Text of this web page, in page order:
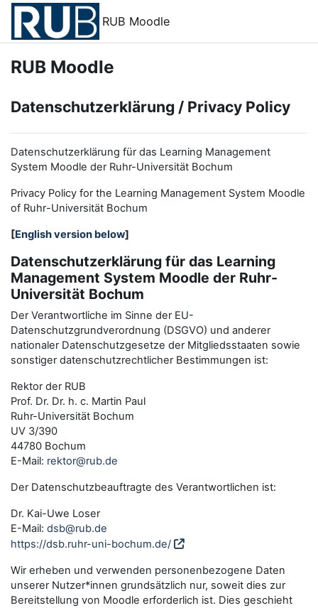
Zum Hauptinhalt
RUB Moodle
RUB Moodle
Datenschutzerklärung / Privacy Policy
Datenschutzerklärung für das Learning Management
System Moodle der Ruhr-Universität Bochum
Privacy Policy for the Learning Management System Moodle
of Ruhr-Universität Bochum
[English version below]
Datenschutzerklärung für das Learning
Management System Moodle der Ruhr-
Universität Bochum
Der Verantwortliche im Sinne der EU-
Datenschutzgrundverordnung (DSGVO) und anderer
nationaler Datenschutzgesetze der Mitgliedsstaaten sowie
sonstiger datenschutzrechtlicher Bestimmungen ist:
Rektor der RUB
Prof. Dr. Dr. h. c. Martin Paul
Ruhr-Universität Bochum
UV 3/390
44780 Bochum
E-Mail: rektor@rub.de
Der Datenschutzbeauftragte des Verantwortlichen ist:
Dr. Kai-Uwe Loser
E-Mail: dsb@rub.de
https://dsb.ruhr-uni-bochum.de/
Wir erheben und verwenden personenbezogene Daten
unserer Nutzer*innen grundsätzlich nur, soweit dies zur
Bereitstellung von Moodle erforderlich ist. Dies geschieht